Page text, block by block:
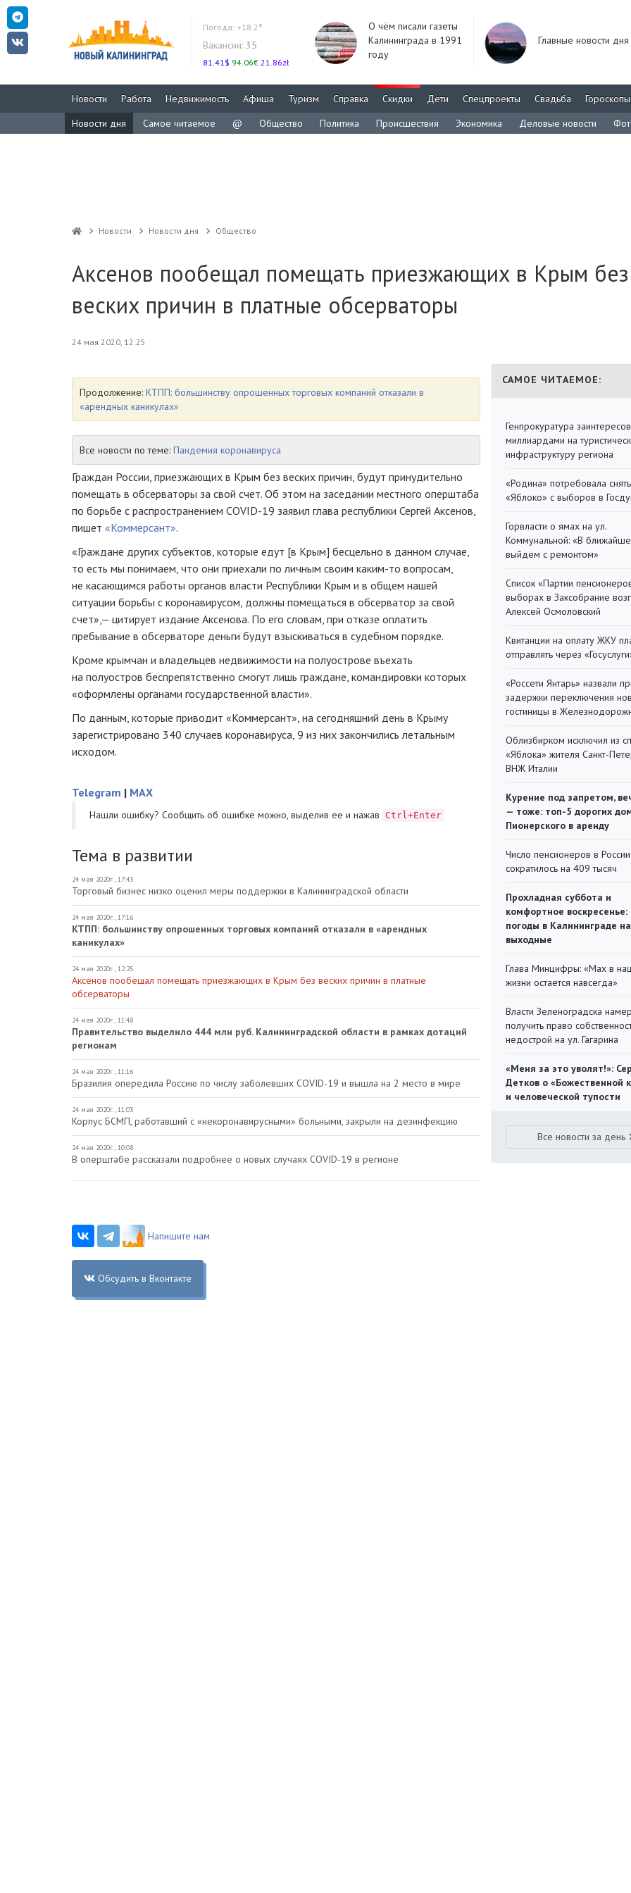
Погода: +18.2°
Вакансии: 35
81.41$ 94.06€ 21.86zł
О чём писали газеты
Калининграда в 1991
году
Главные новости дня
Новости Работа Недвижимость Афиша Туризм Справка Скидки Дети Спецпроекты Свадьба
Гороскопы
Новости дня
Самое читаемое @ Общество Политика Происшествия Экономика Деловые новости
Новости Новости дня Общество
Аксенов пообещал помещать приезжающих в Крым без
веских причин в платные обсерваторы
24 мая 2020, 12:25
Продолжение: КТПП: большинству опрошенных торговых компаний отказали в
«арендных каникулах»
Все новости по теме: Пандемия коронавируса
Граждан России, приезжающих в Крым без веских причин, будут принудительно
помещать в обсерваторы за свой счет. Об этом на заседании местного оперштаба
по борьбе с распространением COVID-19 заявил глава республики Сергей Аксенов,
пишет «Коммерсант».
«Граждане других субъектов, которые едут [в Крым] бесцельно в данном случае,
то есть мы понимаем, что они приехали по личным своим каким-то вопросам,
не касающимся работы органов власти Республики Крым и в общем нашей
ситуации борьбы с коронавирусом, должны помещаться в обсерватор за свой
счет»,— цитирует издание Аксенова. По его словам, при отказе оплатить
пребывание в обсерваторе деньги будут взыскиваться в судебном порядке.
Кроме крымчан и владельцев недвижимости на полуострове въехать
на полуостров беспрепятственно смогут лишь граждане, командировки которых
«оформлены органами государственной власти».
По данным, которые приводит «Коммерсант», на сегодняшний день в Крыму
зарегистрировано 340 случаев коронавируса, 9 из них закончились летальным
исходом.
Telegram | MAX
Нашли ошибку? Cообщить об ошибке можно, выделив ее и нажав Ctrl+Enter
Тема в развитии
24 мая 2020г., 17:43
Торговый бизнес низко оценил меры поддержки в Калининградской области
24 мая 2020г., 17:16
КТПП: большинству опрошенных торговых компаний отказали в «арендных
каникулах»
24 мая 2020г., 12:25
Аксенов пообещал помещать приезжающих в Крым без веских причин в платные
обсерваторы
24 мая 2020г., 11:48
Правительство выделило 444 млн руб. Калининградской области в рамках дотаций
регионам
24 мая 2020г., 11:16
Бразилия опередила Россию по числу заболевших COVID-19 и вышла на 2 место в мире
24 мая 2020г., 11:03
Корпус БСМП, работавший с «некоронавирусными» больными, закрыли на дезинфекцию
24 мая 2020г., 10:08
В оперштабе рассказали подробнее о новых случаях COVID-19 в регионе
Напишите нам
Обсудить в Вконтакте
САМОЕ ЧИТАЕМОЕ:
Генпрокуратура
миллиардами на
инфраструктуру региона
«Родина» потребовала снять
«Яблоко» с выборов в
Горвласти о ямах на ул.
Коммунальной: «В
выйдем с ремонтом»
Список «Партии
выборах в Заксобрание
Алексей Осмоловский
Квитанции на оплату ЖКУ
отправлять через
«Россети Янтарь» назвали
задержки переключения
гостиницы в
Облизбирком исключил из
«Яблока» жителя Санкт-
ВНЖ Италии
Курение под запретом,
— тоже: топ-5 дорогих
Пионерского в аренду
Число пенсионеров в
сократилось на 409 тысяч
Прохладная суббота и
комфортное воскресенье:
погоды в Калининграде на
выходные
Глава Минцифры: «Мах в
жизни остается навсегда»
Власти Зеленоградска
получить право
недострой на ул. Гагарина
«Меня за это уволят!»:
Детков о «Божественной
и человеческой тупости
Все новости за день